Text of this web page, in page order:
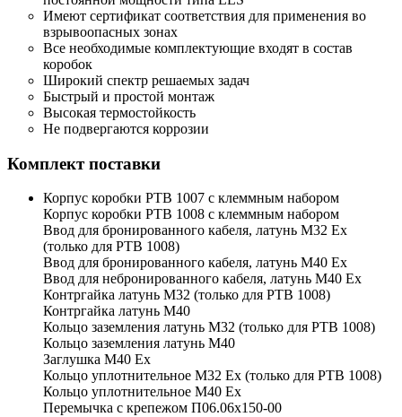
Имеют сертификат соответствия для применения во
взрывоопасных зонах
Все необходимые комплектующие входят в состав
коробок
Широкий спектр решаемых задач
Быстрый и простой монтаж
Высокая термостойкость
Не подвергаются коррозии
Комплект поставки
Корпус коробки РТВ 1007 с клеммным набором
Корпус коробки РТВ 1008 с клеммным набором
Ввод для бронированного кабеля, латунь М32 Ех
(только для РТВ 1008)
Ввод для бронированного кабеля, латунь М40 Ех
Ввод для небронированного кабеля, латунь М40 Ех
Контргайка латунь М32 (только для РТВ 1008)
Контргайка латунь М40
Кольцо заземления латунь М32 (только для РТВ 1008)
Кольцо заземления латунь М40
Заглушка М40 Ex
Кольцо уплотнительное М32 Ex (только для РТВ 1008)
Кольцо уплотнительное М40 Ex
Перемычка с крепежом П06.06х150-00